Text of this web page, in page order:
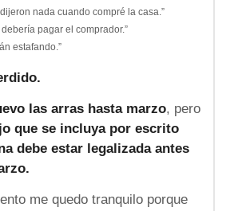
nada cuando compré la casa.”
pagar el comprador.”
estafando.”
las arras hasta marzo, pero
que se incluya por escrito
debe estar legalizada antes
me quedo tranquilo porque